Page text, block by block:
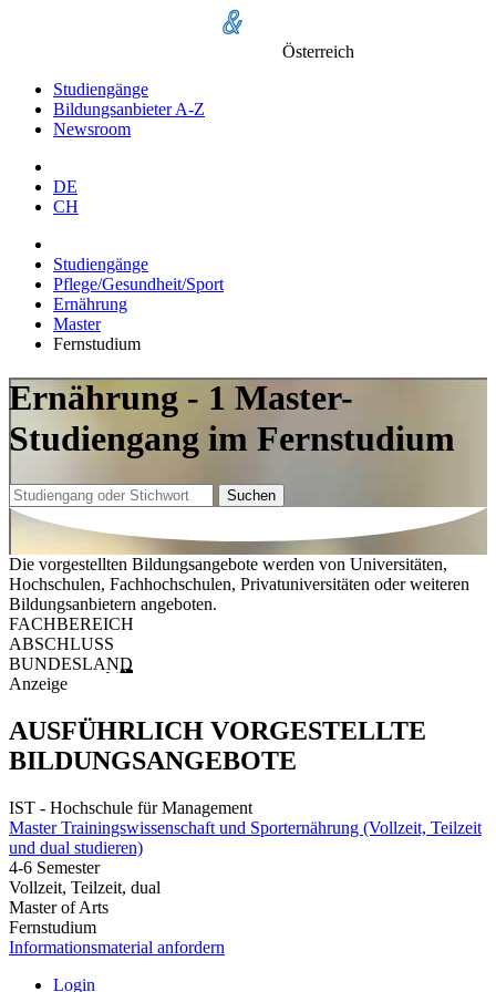
Österreich
Studiengänge
Bildungsanbieter A-Z
Newsroom
DE
CH
Studiengänge
Pflege/Gesundheit/Sport
Ernährung
Master
Fernstudium
Ernährung - 1 Master-
Studiengang im Fernstudium
Suchen
Die vorgestellten Bildungsangebote werden von Universitäten,
Hochschulen, Fachhochschulen, Privatuniversitäten oder weiteren
Bildungsanbietern angeboten.
FACHBEREICH
ABSCHLUSS
BUNDESLAND
Anzeige
AUSFÜHRLICH VORGESTELLTE
BILDUNGSANGEBOTE
IST - Hochschule für Management
Master Trainingswissenschaft und Sporternährung (Vollzeit, Teilzeit
und dual studieren)
4-6 Semester
Vollzeit, Teilzeit, dual
Master of Arts
Fernstudium
Informationsmaterial anfordern
Login